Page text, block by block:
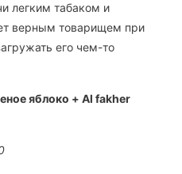
легким табаком и
верным товарищем при
его чем-то
яблоко + Al fakher